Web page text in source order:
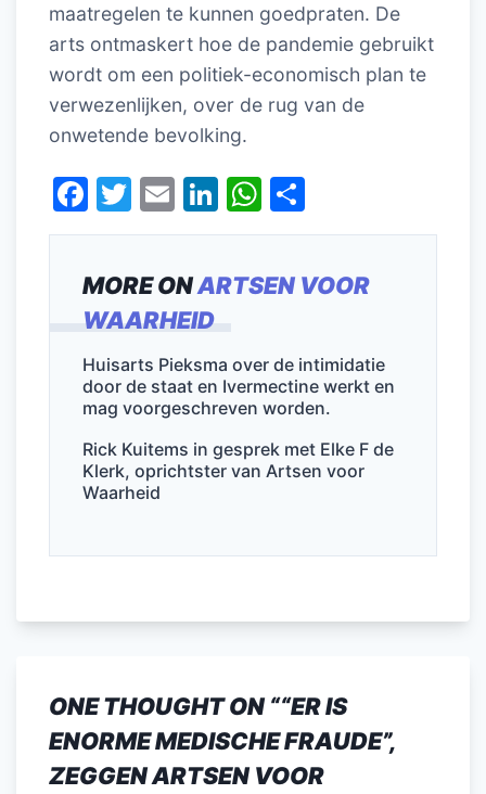
MORE ONARTSEN VOOR
WAARHEID
Huisarts Pieksma over de intimidatie
door de staat en Ivermectine werkt en
mag voorgeschreven worden.
Rick Kuitems in gesprek met Elke F de
Klerk, oprichtster van Artsen voor
Waarheid
maatregelen te kunnen goedpraten. De
arts ontmaskert hoe de pandemie gebruikt
wordt om een politiek-economisch plan te
verwezenlijken, over de rug van de
onwetende bevolking.
F
a
e
b
o
o
k
T
w
er
E
m
l
Li
n
e
n
W
h
s
p
p
el
n
ONE THOUGHT ON ““ER IS
ENORME MEDISCHE FRAUDE”,
ZEGGEN ARTSEN VOOR